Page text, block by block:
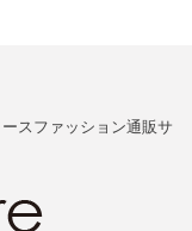
スファッション通販サ